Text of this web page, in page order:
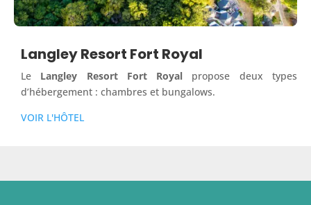
Langley Resort Fort Royal
Le Langley Resort Fort Royal propose deux types
d’hébergement : chambres et bungalows.
VOIR L'HÔTEL